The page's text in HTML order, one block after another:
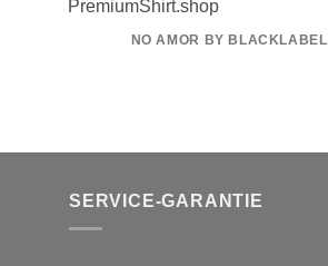
NO AMOR BY BLACKLABEL
SERVICE-GARANTIE